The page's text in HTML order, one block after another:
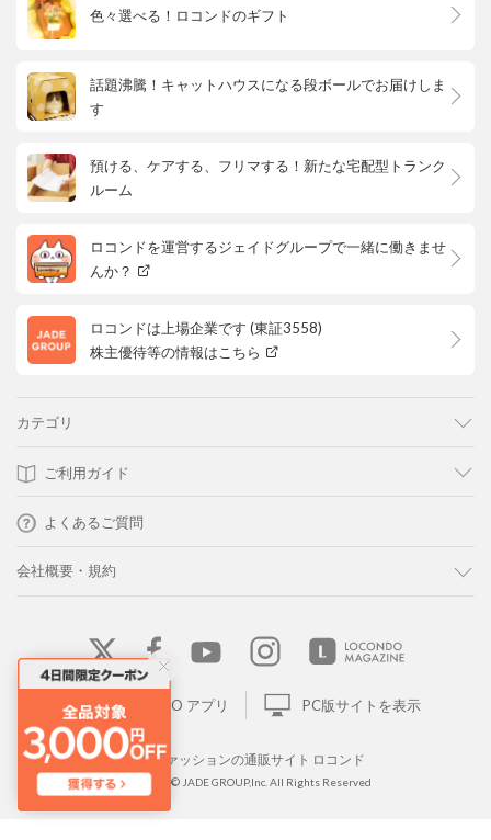
色々選べる！ロコンドのギフト
話題沸騰！キャットハウスになる段ボールでお届けしま
す
預ける、ケアする、フリマする！新たな宅配型トランク
ルーム
ロコンドを運営するジェイドグループで一緒に働きませ
んか？
ロコンドは上場企業です (東証3558)
株主優待等の情報はこちら
カテゴリ
ご利用ガイド
よくあるご質問
会社概要・規約
LOCONDO アプリ PC版サイトを表示
靴とファッションの通販サイト ロコンド
Copyright © JADE GROUP,Inc. All Rights Reserved